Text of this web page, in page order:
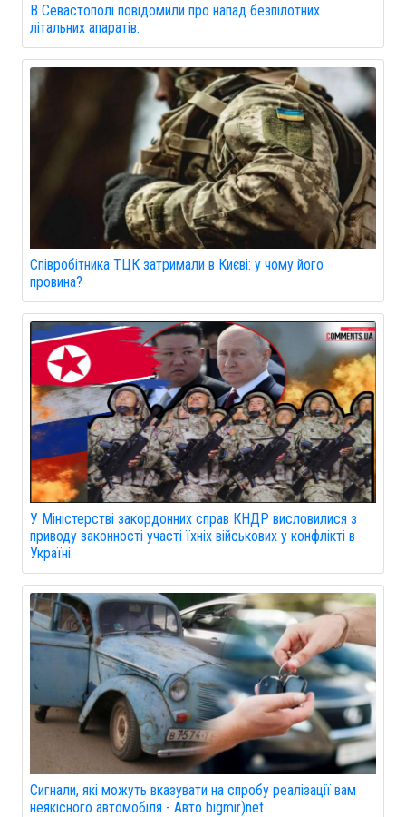
В Севастополі повідомили про напад безпілотних
літальних апаратів.
Співробітника ТЦК затримали в Києві: у чому його
провина?
У Міністерстві закордонних справ КНДР висловилися з
приводу законності участі їхніх військових у конфлікті в
Україні.
Сигнали, які можуть вказувати на спробу реалізації вам
неякісного автомобіля - Авто bigmir)net